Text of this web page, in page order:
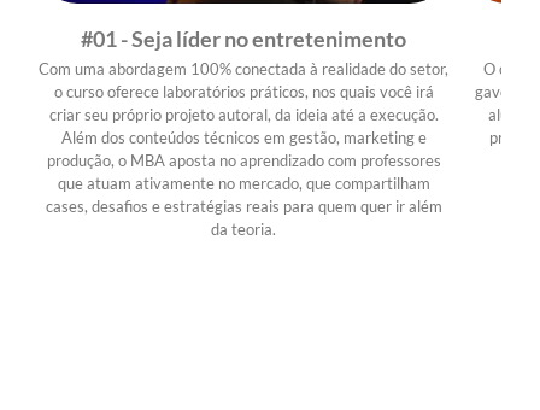
#01 - Seja líder no entretenimento
Com uma abordagem 100% conectada à realidade do setor,
o curso oferece laboratórios práticos, nos quais você irá
criar seu próprio projeto autoral, da ideia até a execução.
Além dos conteúdos técnicos em gestão, marketing e
produção, o MBA aposta no aprendizado com professores
que atuam ativamente no mercado, que compartilham
cases, desafios e estratégias reais para quem quer ir além
da teoria.
O
gaveta
aluno
pronto